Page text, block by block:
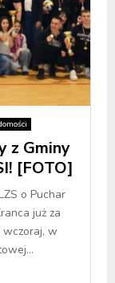
z Gminy
[FOTO]
o Puchar
już za
wczoraj, w